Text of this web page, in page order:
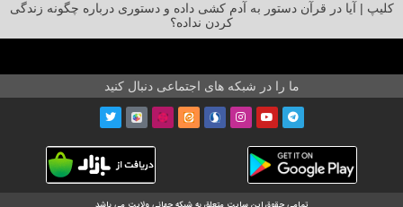
کلیپ | آیا در قرآن دستور به آدم کشی داده و دستوری درباره چگونه زندگی
کردن نداده؟
ما را در شبکه های اجتماعی دنبال کنید